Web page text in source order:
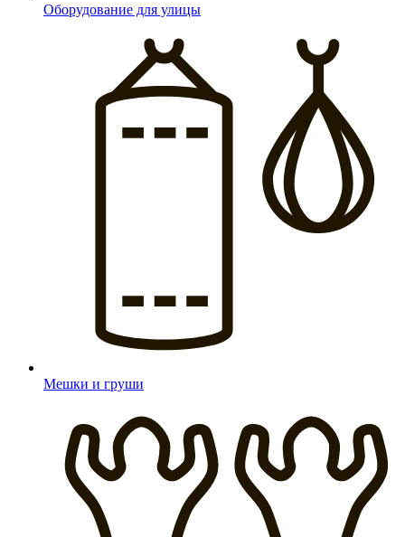
Оборудование для улицы
Мешки и груши